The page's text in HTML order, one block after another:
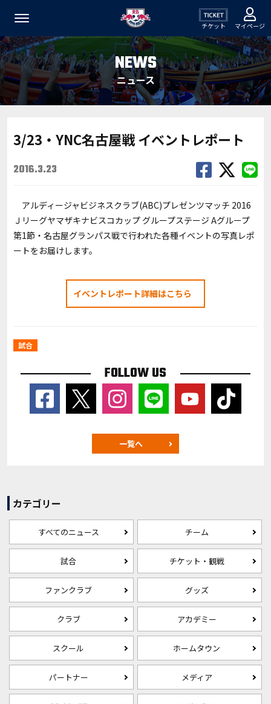
チケット マイページ
NEWS
ニュース
3/23・YNC名古屋戦 イベントレポート
2016.3.23
アルディージャビジネスクラブ(ABC)プレゼンツマッチ 2016
Ｊリーグヤマザキナビスコカップ グループステージ Aグループ
第1節・名古屋グランパス戦で行われた各種イベントの写真レポ
ートをお届けします。
イベントレポート詳細はこちら
試合
FOLLOW US
一覧へ
カテゴリー
すべてのニュース チーム
試合 チケット・観戦
ファンクラブ グッズ
クラブ アカデミー
スクール ホームタウン
パートナー メディア